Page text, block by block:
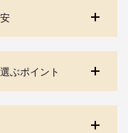
ぶポイント